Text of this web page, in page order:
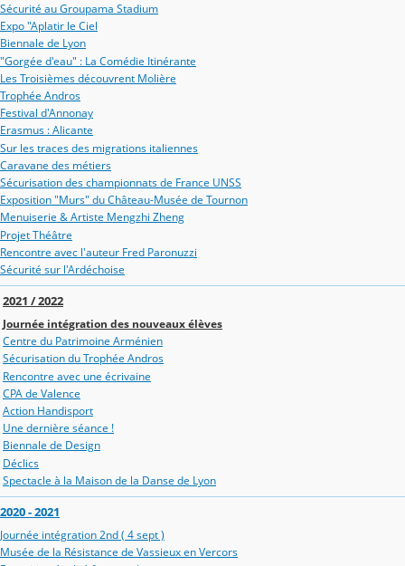
Sécurité au Groupama Stadium
Expo "Aplatir le Ciel
Biennale de Lyon
"Gorgée d'eau" : La Comédie Itinérante
Les Troisièmes découvrent Molière
Trophée Andros
Festival d'Annonay
Erasmus : Alicante
Sur les traces des migrations italiennes
Caravane des métiers
Sécurisation des championnats de France UNSS
Exposition "Murs" du Château-Musée de Tournon
Menuiserie & Artiste Mengzhi Zheng
Projet Théâtre
Rencontre avec l'auteur Fred Paronuzzi
Sécurité sur l'Ardéchoise
2021 / 2022
Journée intégration des nouveaux élèves
Centre du Patrimoine Arménien
Sécurisation du Trophée Andros
Rencontre avec une écrivaine
CPA de Valence
Action Handisport
Une dernière séance !
Biennale de Design
Déclics
Spectacle à la Maison de la Danse de Lyon
2020 - 2021
Journée intégration 2nd ( 4 sept )
Musée de la Résistance de Vassieux en Vercors